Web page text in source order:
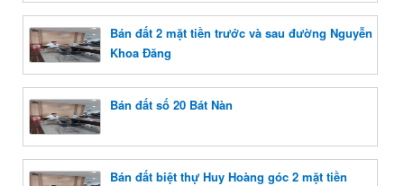
Bán đất 2 mặt tiền trước và sau đường Nguyễn
Khoa Đăng
Bán đất số 20 Bát Nàn
Bán đất biệt thự Huy Hoàng góc 2 mặt tiền